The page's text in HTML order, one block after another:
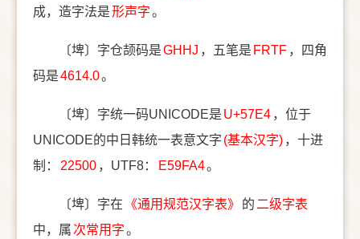
成，造字法是形声字。
〔埤〕字仓颉码是GHHJ ，五笔是 FRTF ，四角
码是4614.0。
〔埤〕字统一码UNICODE是 U+57E4 ，位于
UNICODE的中日韩统一表意文字 (基本汉字) ，十进
制：
22500 ，UTF8： E59FA4。
〔埤〕字在 《通用规范汉字表》 的 二级字表
中，属 次常用字。